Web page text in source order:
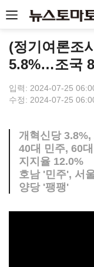
(정기여론조
5.8%…조국
입력: 2024-07-25
수정: 2024-07-25
개혁신당
40대 민주, 60
지지율 12.0%
호남 '민주', 서
양당 '팽팽'